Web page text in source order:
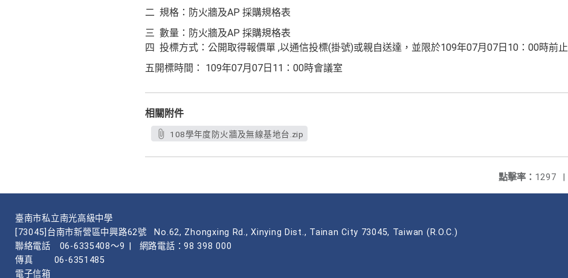
二 規格：防火牆及AP 採購規格表
三 數量：防火牆及AP 採購規格表
四 投標方式：公開取得報價單 ,以通信投標(掛號)或親自送達，並限於109年07月07日10：00時前止
五開標時間： 109年07月07日11：00時會議室
相關附件
108學年度防火牆及無線基地台.zip
點擊率： 1297 |
臺南市私立南光高級中學
[73045]台南市新營區中興路62號
No.62, Zhongxing Rd., Xinying Dist., Tainan City 73045, Taiwan (R.O.C.)
聯絡電話
06-6335408～9
網路電話：98 398 000
傳真
06-6351485
電子信箱